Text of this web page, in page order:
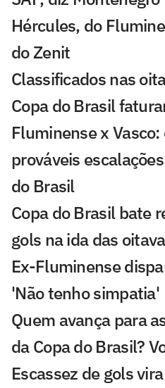
Hércules, do
do Zenit
Classificados nas
Copa do Brasil
Fluminense x
prováveis
do Brasil
Copa do Brasil bate
gols na ida das
Ex-Fluminense
'Não tenho simpatia'
Quem avança para
da Copa do Brasil?
Escassez de gols